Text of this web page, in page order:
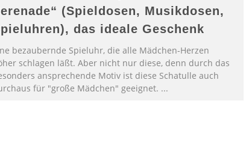
(Spieldosen, Musikdosen,
das ideale Geschenk
bezaubernde Spieluhr, die alle Mädchen-Herzen
schlagen läßt. Aber nicht nur diese, denn durch das
ansprechende Motiv ist diese Schatulle auch
für "große Mädchen" geeignet. ...